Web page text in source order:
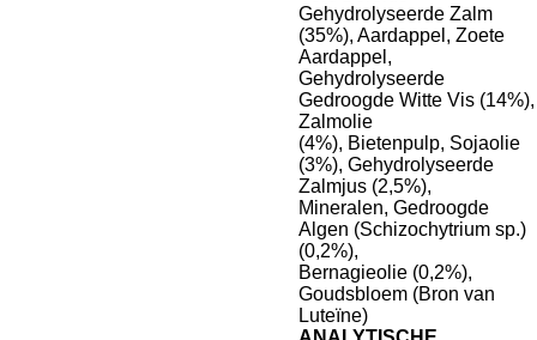
Gehydrolyseerde Zalm
(35%), Aardappel, Zoete
Aardappel,
Gehydrolyseerde
Gedroogde Witte Vis (14%),
Zalmolie
(4%), Bietenpulp, Sojaolie
(3%), Gehydrolyseerde
Zalmjus (2,5%),
Mineralen, Gedroogde
Algen (Schizochytrium sp.)
(0,2%),
Bernagieolie (0,2%),
Goudsbloem (Bron van
Luteïne)